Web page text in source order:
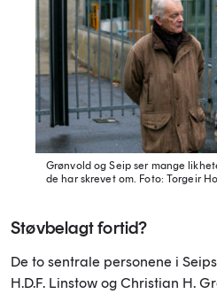
Grønvold og Seip ser mange
de har skrevet om. Foto: Torgeir
Støvbelagt fortid?
De to sentrale personene i
H.D.F. Linstow og Christian H.